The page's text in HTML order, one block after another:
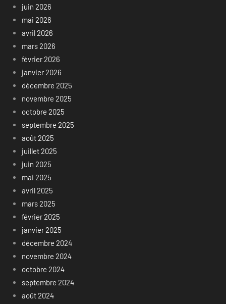
juin 2026
mai 2026
avril 2026
mars 2026
février 2026
janvier 2026
décembre 2025
novembre 2025
octobre 2025
septembre 2025
août 2025
juillet 2025
juin 2025
mai 2025
avril 2025
mars 2025
février 2025
janvier 2025
décembre 2024
novembre 2024
octobre 2024
septembre 2024
août 2024